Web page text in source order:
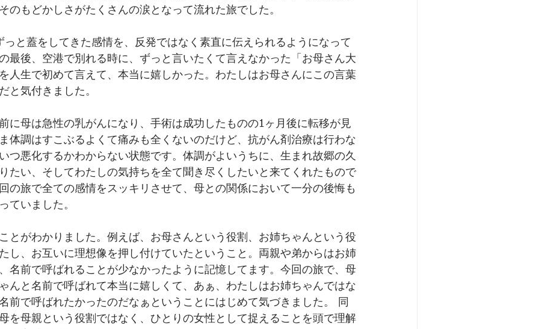
のもどかしさがたくさんの涙となって流れた旅でした。
っと蓋をしてきた感情を、反発ではなく素直に伝えられるようになって
最後、空港で別れる時に、ずっと言いたくて言えなかった「お母さん大
人生で初めて言えて、本当に嬉しかった。わたしはお母さんにこの言葉
と気付きました。
に母は急性の乳がんになり、手術は成功したものの1ヶ月後に転移が見
体調はすこぶるよくて痛みも全くないのだけど、抗がん剤治療は行わな
つ悪化するかわからない状態です。体調がよいうちに、生まれ故郷の久
たい、そしてわたしの気持ちを全て聞き尽くしたいと来てくれたもので
の旅で全ての感情をスッキリさせて、母との関係において一分の後悔も
ていました。
とがわかりました。例えば、お母さんという役割、お姉ちゃんという役
し、お互いに理想像を押し付けていたということ。両親や弟からはお姉
名前で呼ばれることが少なかったように記憶してます。今回の旅で、母
んと名前で呼ばれて本当に嬉しくて、あぁ、わたしはお姉ちゃんではな
前で呼ばれたかったのだなぁということにはじめて気づきました。 同
を母親という役割ではなく、ひとりの女性として捉えることを頭で理解